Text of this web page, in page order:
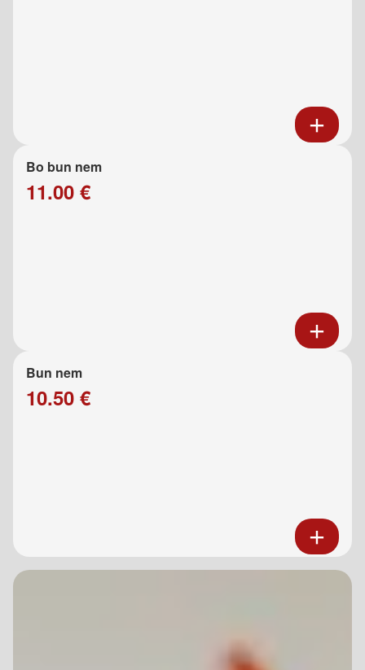
Bo bun nem
11.00 €
Bun nem
10.50 €